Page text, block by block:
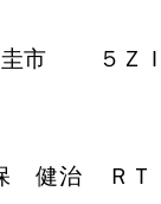
５ＺＩ
健治  ＲＴ